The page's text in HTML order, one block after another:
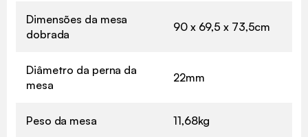
Dimensões da mesa
dobrada
90 x 69,5 x 73,5cm
Diâmetro da perna da
mesa
22mm
Peso da mesa 11,68kg